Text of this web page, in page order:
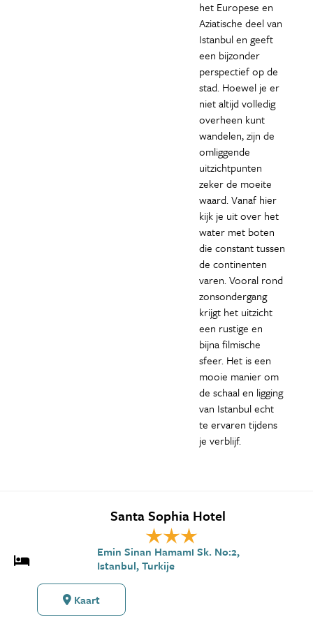
het Europese en
Aziatische deel van
Istanbul en geeft
een bijzonder
perspectief op de
stad. Hoewel je er
niet altijd volledig
overheen kunt
wandelen, zijn de
omliggende
uitzichtpunten
zeker de moeite
waard. Vanaf hier
kijk je uit over het
water met boten
die constant tussen
de continenten
varen. Vooral rond
zonsondergang
krijgt het uitzicht
een rustige en
bijna filmische
sfeer. Het is een
mooie manier om
de schaal en ligging
van Istanbul echt
te ervaren tijdens
je verblijf.
Santa Sophia Hotel
Emin Sinan Hamamı Sk. No:2,
Istanbul, Turkije
Kaart